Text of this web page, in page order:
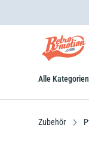
Alle Kategorien
Zubehör